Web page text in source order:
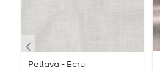
Pellava - Ecru